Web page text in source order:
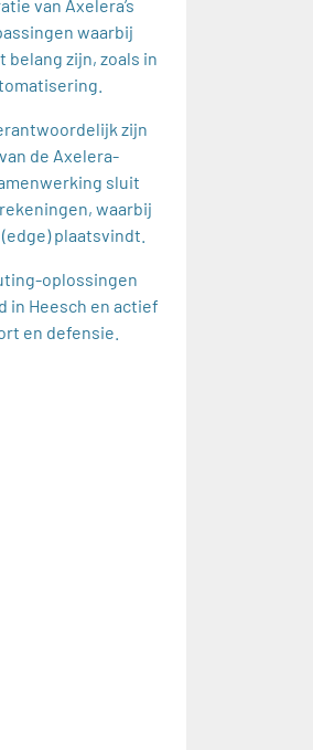
van Axelera’s
waarbij
zijn, zoals in
zijn
de Axelera-
sluit
waarbij
plaatsvindt.
oplossingen
in Heesch en actief
en defensie.